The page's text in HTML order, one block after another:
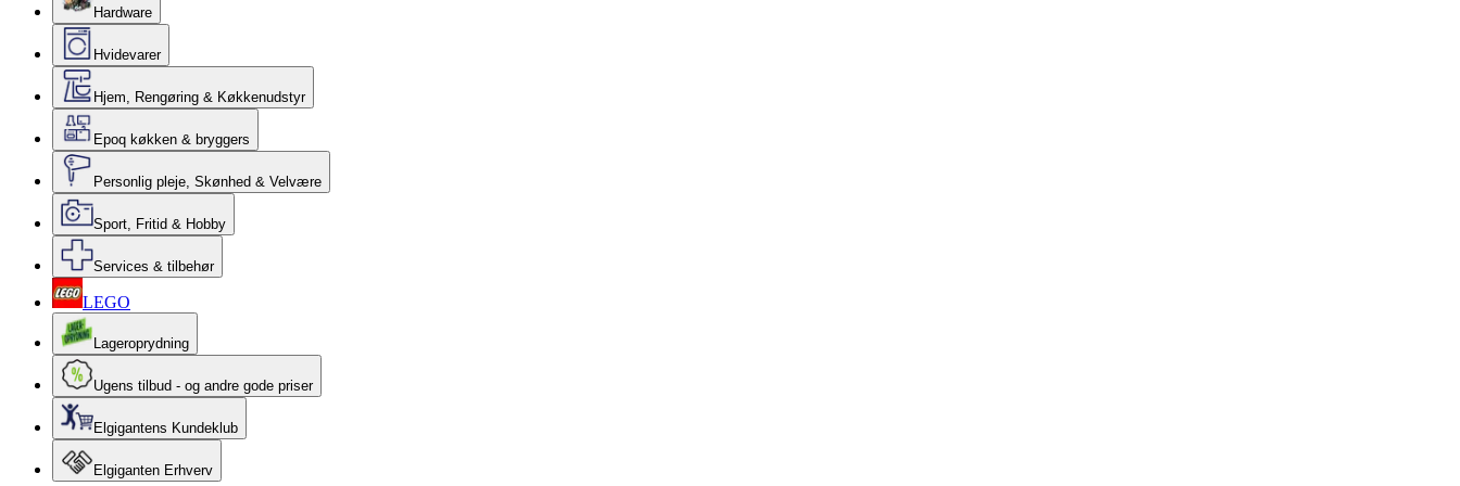
Hardware
Hvidevarer
Hjem, Rengøring & Køkkenudstyr
Epoq køkken & bryggers
Personlig pleje, Skønhed & Velvære
Sport, Fritid & Hobby
Services & tilbehør
LEGO
Lageroprydning
Ugens tilbud - og andre gode priser
Elgigantens Kundeklub
Elgiganten Erhverv